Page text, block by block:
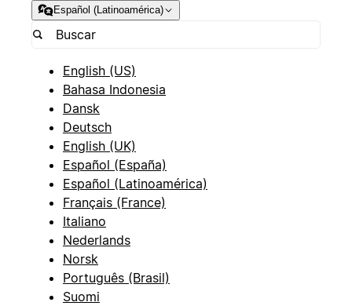
Español (Latinoamérica)
English (US)
Bahasa Indonesia
Dansk
Deutsch
English (UK)
Español (España)
Español (Latinoamérica)
Français (France)
Italiano
Nederlands
Norsk
Português (Brasil)
Suomi